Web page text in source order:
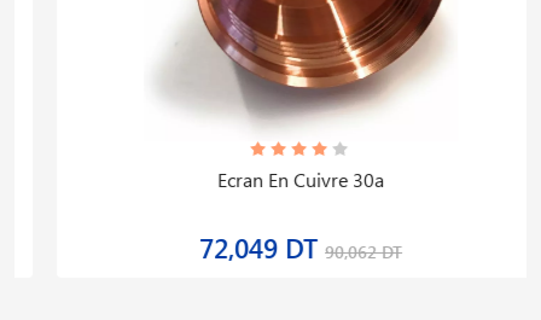
Ecran En Cuivre 30a
72,049 DT90,062 DT